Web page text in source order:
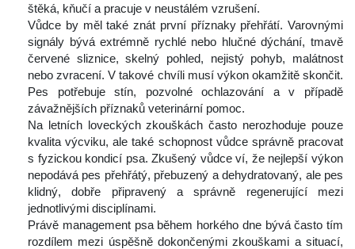
štěká, kňučí a pracuje v neustálém vzrušení.
Vůdce by měl také znát první příznaky přehřátí. Varovnými
ignály bývá extrémně rychlé nebo hlučné dýchání, tmavě
červené sliznice, skelný pohled, nejistý pohyb, malátnost
nebo zvracení. V takové chvíli musí výkon okamžitě skončit.
Pes potřebuje stín, pozvolné ochlazování a v případě
závažnějších příznaků veterinární pomoc.
Na letních loveckých zkouškách často nerozhoduje pouze
kvalita výcviku, ale také schopnost vůdce správně pracovat
fyzickou kondicí psa. Zkušený vůdce ví, že nejlepší výkon
nepodává pes přehřátý, přebuzený a dehydratovaný, ale pes
klidný, dobře připravený a správně regenerující mezi
jednotlivými disciplínami.
Právě management psa během horkého dne bývá často tím
rozdílem mezi úspěšně dokončenými zkouškami a situací,